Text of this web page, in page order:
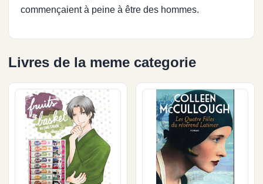
commençaient à peine à être des hommes.
Livres de la meme categorie